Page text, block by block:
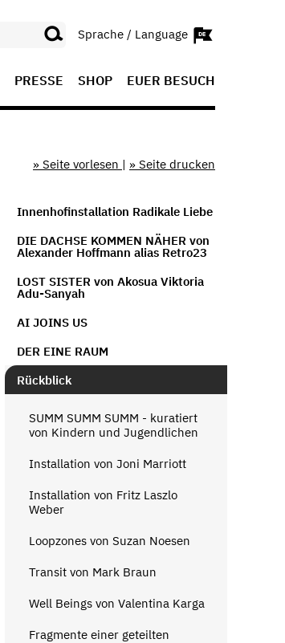
Sprache / Language
PRESSE SHOP EUER BESUCH
» Seite vorlesen | » Seite drucken
Innenhofinstallation Radikale Liebe
DIE DACHSE KOMMEN NÄHER von
Alexander Hoffmann alias Retro23
LOST SISTER von Akosua Viktoria
Adu-Sanyah
AI JOINS US
DER EINE RAUM
Rückblick
SUMM SUMM SUMM - kuratiert
von Kindern und Jugendlichen
Installation von Joni Marriott
Installation von Fritz Laszlo
Weber
Loopzones von Suzan Noesen
Transit von Mark Braun
Well Beings von Valentina Karga
Fragmente einer geteilten